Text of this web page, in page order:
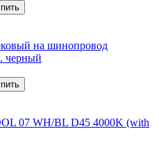
на шинопровод
черный
07 WH/BL D45 4000K (with